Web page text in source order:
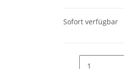
Sofort verfügbar